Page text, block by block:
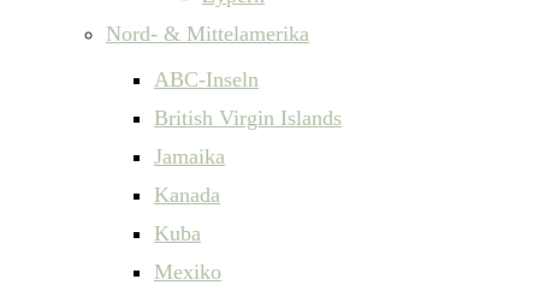
Nord- & Mittelamerika
ABC-Inseln
British Virgin Islands
Jamaika
Kanada
Kuba
Mexiko